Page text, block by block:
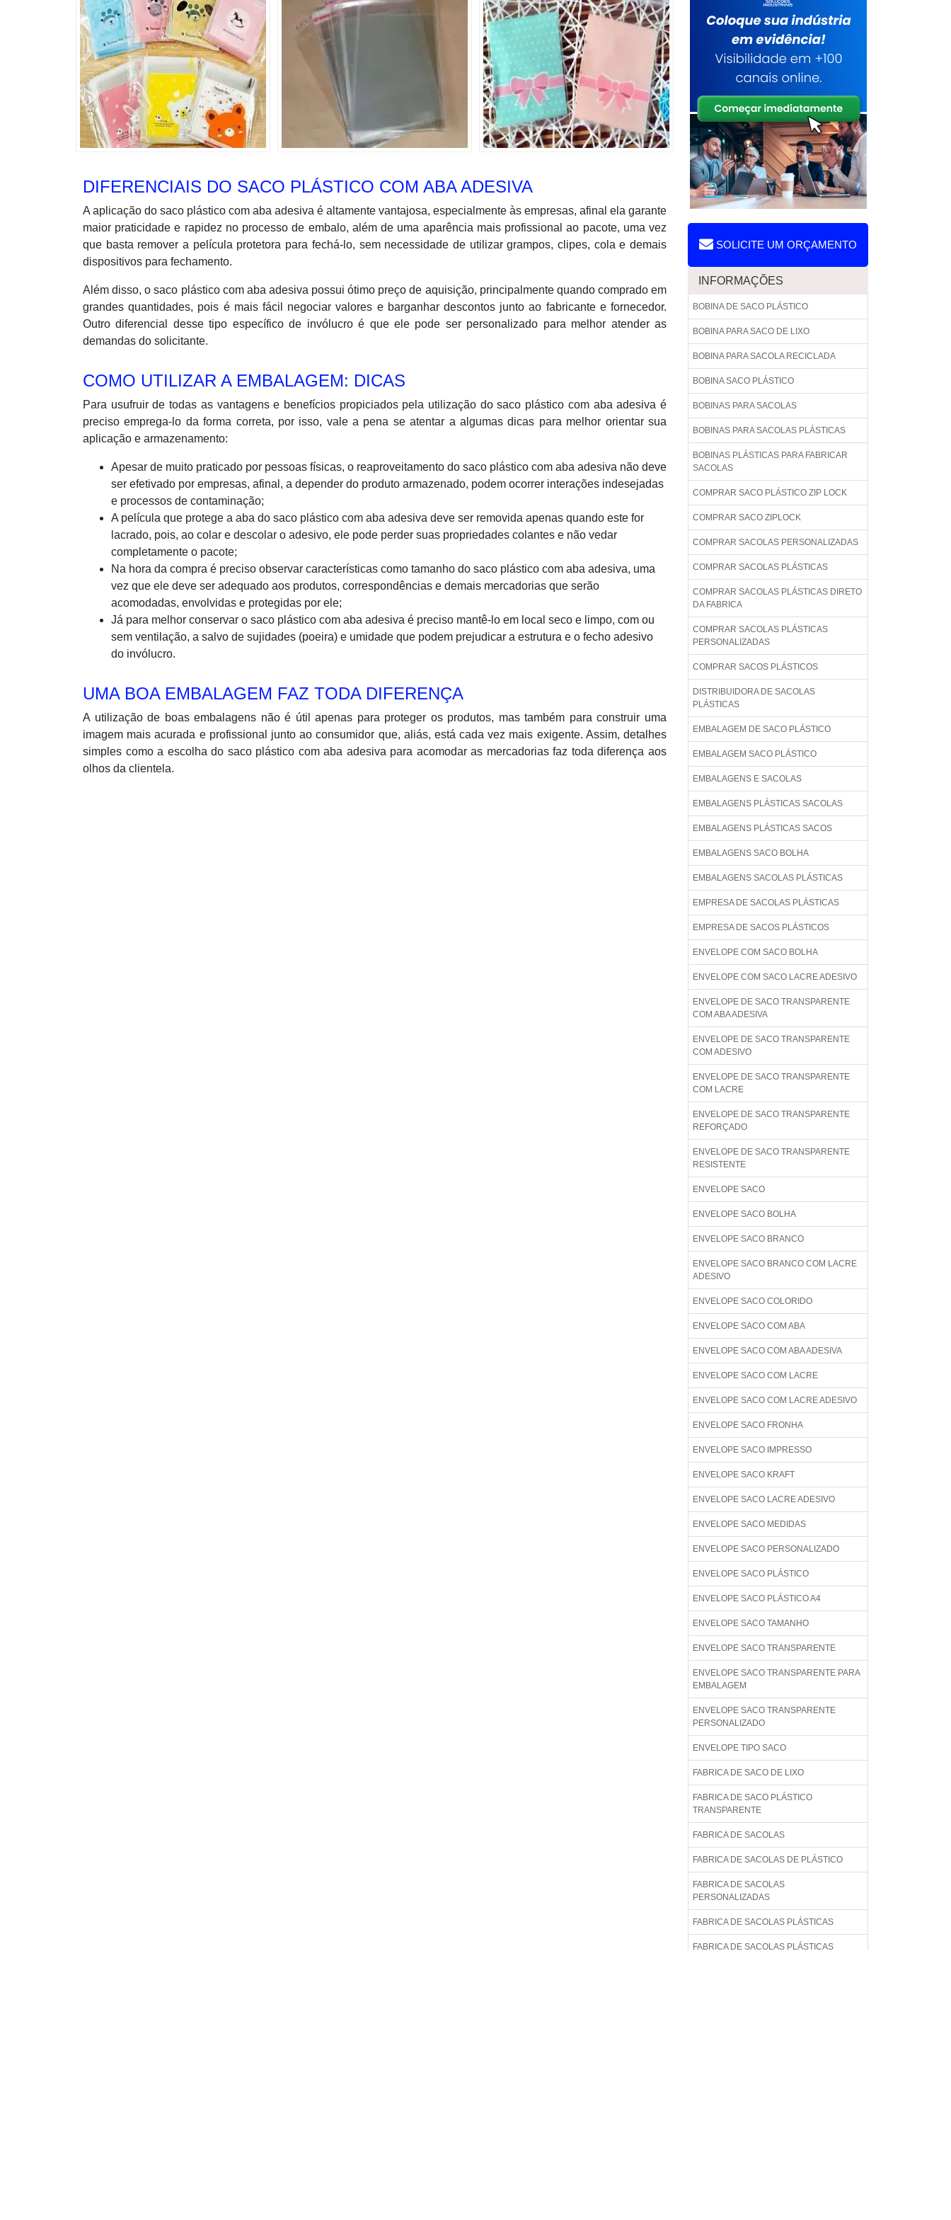
DIFERENCIAIS DO SACO PLÁSTICO COM ABA ADESIVA
A aplicação do saco plástico com aba adesiva é altamente vantajosa, especialmente às empresas, afinal ela garante
maior praticidade e rapidez no processo de embalo, além de uma aparência mais profissional ao pacote, uma vez
que basta remover a película protetora para fechá-lo, sem necessidade de utilizar grampos, clipes, cola e demais
dispositivos para fechamento.
Além disso, o saco plástico com aba adesiva possui ótimo preço de aquisição, principalmente quando comprado em
grandes quantidades, pois é mais fácil negociar valores e barganhar descontos junto ao fabricante e fornecedor.
Outro diferencial desse tipo específico de invólucro é que ele pode ser personalizado para melhor atender as
demandas do solicitante.
COMO UTILIZAR A EMBALAGEM: DICAS
Para usufruir de todas as vantagens e benefícios propiciados pela utilização do saco plástico com aba adesiva é
preciso emprega-lo da forma correta, por isso, vale a pena se atentar a algumas dicas para melhor orientar sua
aplicação e armazenamento:
Apesar de muito praticado por pessoas físicas, o reaproveitamento do saco plástico com aba adesiva não deve
ser efetivado por empresas, afinal, a depender do produto armazenado, podem ocorrer interações indesejadas
e processos de contaminação;
A película que protege a aba do saco plástico com aba adesiva deve ser removida apenas quando este for
lacrado, pois, ao colar e descolar o adesivo, ele pode perder suas propriedades colantes e não vedar
completamente o pacote;
Na hora da compra é preciso observar características como tamanho do saco plástico com aba adesiva, uma
vez que ele deve ser adequado aos produtos, correspondências e demais mercadorias que serão
acomodadas, envolvidas e protegidas por ele;
Já para melhor conservar o saco plástico com aba adesiva é preciso mantê-lo em local seco e limpo, com ou
sem ventilação, a salvo de sujidades (poeira) e umidade que podem prejudicar a estrutura e o fecho adesivo
do invólucro.
UMA BOA EMBALAGEM FAZ TODA DIFERENÇA
A utilização de boas embalagens não é útil apenas para proteger os produtos, mas também para construir uma
imagem mais acurada e profissional junto ao consumidor que, aliás, está cada vez mais exigente. Assim, detalhes
simples como a escolha do saco plástico com aba adesiva para acomodar as mercadorias faz toda diferença aos
olhos da clientela.
SOLICITE UM ORÇAMENTO
INFORMAÇÕES
BOBINA DE SACO PLÁSTICO
BOBINA PARA SACO DE LIXO
BOBINA PARA SACOLA RECICLADA
BOBINA SACO PLÁSTICO
BOBINAS PARA SACOLAS
BOBINAS PARA SACOLAS PLÁSTICAS
BOBINAS PLÁSTICAS PARA FABRICAR
SACOLAS
COMPRAR SACO PLÁSTICO ZIP LOCK
COMPRAR SACO ZIPLOCK
COMPRAR SACOLAS PERSONALIZADAS
COMPRAR SACOLAS PLÁSTICAS
COMPRAR SACOLAS PLÁSTICAS DIRETO
DA FABRICA
COMPRAR SACOLAS PLÁSTICAS
PERSONALIZADAS
COMPRAR SACOS PLÁSTICOS
DISTRIBUIDORA DE SACOLAS
PLÁSTICAS
EMBALAGEM DE SACO PLÁSTICO
EMBALAGEM SACO PLÁSTICO
EMBALAGENS E SACOLAS
EMBALAGENS PLÁSTICAS SACOLAS
EMBALAGENS PLÁSTICAS SACOS
EMBALAGENS SACO BOLHA
EMBALAGENS SACOLAS PLÁSTICAS
EMPRESA DE SACOLAS PLÁSTICAS
EMPRESA DE SACOS PLÁSTICOS
ENVELOPE COM SACO BOLHA
ENVELOPE COM SACO LACRE ADESIVO
ENVELOPE DE SACO TRANSPARENTE
COM ABA ADESIVA
ENVELOPE DE SACO TRANSPARENTE
COM ADESIVO
ENVELOPE DE SACO TRANSPARENTE
COM LACRE
ENVELOPE DE SACO TRANSPARENTE
REFORÇADO
ENVELOPE DE SACO TRANSPARENTE
RESISTENTE
ENVELOPE SACO
ENVELOPE SACO BOLHA
ENVELOPE SACO BRANCO
ENVELOPE SACO BRANCO COM LACRE
ADESIVO
ENVELOPE SACO COLORIDO
ENVELOPE SACO COM ABA
ENVELOPE SACO COM ABA ADESIVA
ENVELOPE SACO COM LACRE
ENVELOPE SACO COM LACRE ADESIVO
ENVELOPE SACO FRONHA
ENVELOPE SACO IMPRESSO
ENVELOPE SACO KRAFT
ENVELOPE SACO LACRE ADESIVO
ENVELOPE SACO MEDIDAS
ENVELOPE SACO PERSONALIZADO
ENVELOPE SACO PLÁSTICO
ENVELOPE SACO PLÁSTICO A4
ENVELOPE SACO TAMANHO
ENVELOPE SACO TRANSPARENTE
ENVELOPE SACO TRANSPARENTE PARA
EMBALAGEM
ENVELOPE SACO TRANSPARENTE
PERSONALIZADO
ENVELOPE TIPO SACO
FABRICA DE SACO DE LIXO
FABRICA DE SACO PLÁSTICO
TRANSPARENTE
FABRICA DE SACOLAS
FABRICA DE SACOLAS DE PLÁSTICO
FABRICA DE SACOLAS
PERSONALIZADAS
FABRICA DE SACOLAS PLÁSTICAS
FABRICA DE SACOLAS PLÁSTICAS